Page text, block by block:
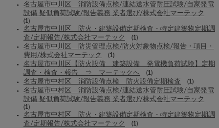
名古屋市中川区 消防設備点検/連結送水管耐圧試験/自家発電
設備 疑似負荷試験/報告義務 業者選び/株式会社マーテック
(1)
名古屋市中川区 防火・建築設備定期検査・特定建築物定期調
査/定期報告/株式会社マーテック
(1)
名古屋市中川区 防災管理点検/防火対象物点検/報告・項目・
費用/株式会社マーテック
(1)
名古屋市中川区【防火設備 建築設備 発電機負荷試験】定期
調査・検査・報告 ⇒ マーテックへ
(1)
名古屋市中村区 消防設備点検 防火設備定期検査 (1)
名古屋市中村区 消防設備点検/連結送水管耐圧試験/自家発電
設備 疑似負荷試験/報告義務 業者選び/株式会社マーテック
(1)
名古屋市中村区 防火・建築設備定期検査・特定建築物定期調
査/定期報告/株式会社マーテック
(1)